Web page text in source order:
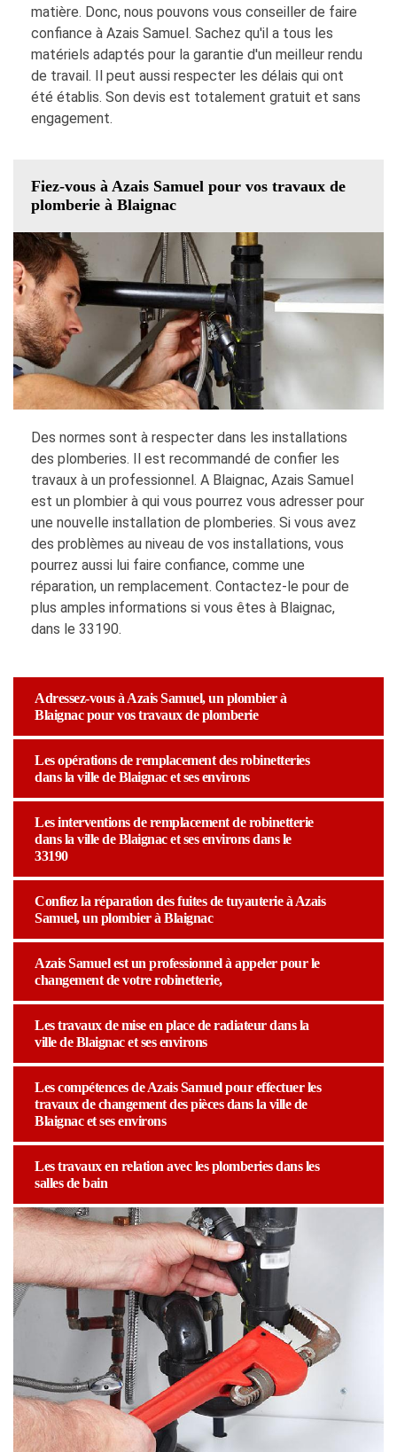
matière. Donc, nous pouvons vous conseiller de faire
confiance à Azais Samuel. Sachez qu'il a tous les
matériels adaptés pour la garantie d'un meilleur rendu
de travail. Il peut aussi respecter les délais qui ont
été établis. Son devis est totalement gratuit et sans
engagement.
Fiez-vous à Azais Samuel pour vos travaux de
plomberie à Blaignac
Des normes sont à respecter dans les installations
des plomberies. Il est recommandé de confier les
travaux à un professionnel. A Blaignac, Azais Samuel
est un plombier à qui vous pourrez vous adresser pour
une nouvelle installation de plomberies. Si vous avez
des problèmes au niveau de vos installations, vous
pourrez aussi lui faire confiance, comme une
réparation, un remplacement. Contactez-le pour de
plus amples informations si vous êtes à Blaignac,
dans le 33190.
Adressez-vous à Azais Samuel, un plombier à
Blaignac pour vos travaux de plomberie
Les opérations de remplacement des robinetteries
dans la ville de Blaignac et ses environs
Les interventions de remplacement de robinetterie
dans la ville de Blaignac et ses environs dans le
33190
Confiez la réparation des fuites de tuyauterie à Azais
Samuel, un plombier à Blaignac
Azais Samuel est un professionnel à appeler pour le
changement de votre robinetterie,
Les travaux de mise en place de radiateur dans la
ville de Blaignac et ses environs
Les compétences de Azais Samuel pour effectuer les
travaux de changement des pièces dans la ville de
Blaignac et ses environs
Les travaux en relation avec les plomberies dans les
salles de bain